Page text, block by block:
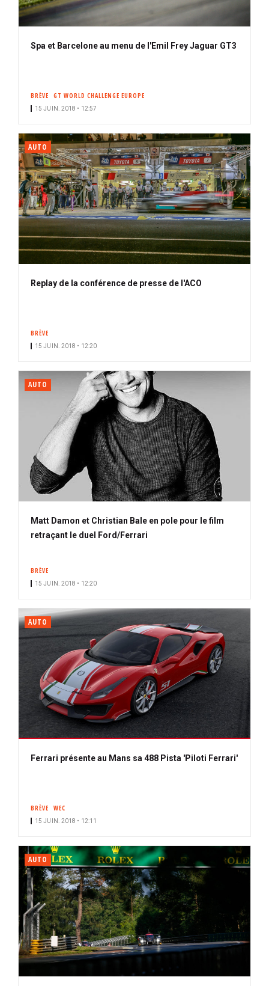
Spa et Barcelone au menu de l'Emil Frey Jaguar GT3
BRÈVE GT WORLD CHALLENGE EUROPE
15 JUIN. 2018 • 12:57
AUTO
Replay de la conférence de presse de l'ACO
BRÈVE
15 JUIN. 2018 • 12:20
AUTO
Matt Damon et Christian Bale en pole pour le film
retraçant le duel Ford/Ferrari
BRÈVE
15 JUIN. 2018 • 12:20
AUTO
Ferrari présente au Mans sa 488 Pista 'Piloti Ferrari'
BRÈVE WEC
15 JUIN. 2018 • 12:11
AUTO